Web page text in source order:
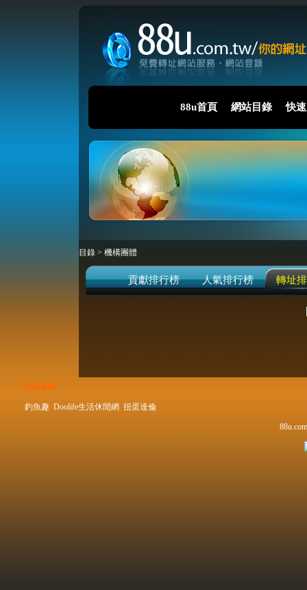
88u首頁 網站目錄 快
目錄 > 機構團體
貢獻排行榜 人氣排行榜 轉址
友站連結
釣魚趣 Doolife生活休閒網 扭蛋達倫